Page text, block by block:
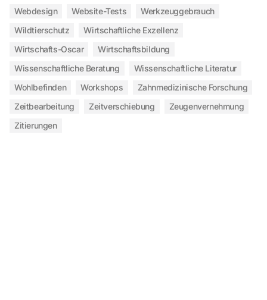
Webdesign
Website-Tests
Werkzeuggebrauch
Wildtierschutz
Wirtschaftliche Exzellenz
Wirtschafts-Oscar
Wirtschaftsbildung
Wissenschaftliche Beratung
Wissenschaftliche Literatur
Wohlbefinden
Workshops
Zahnmedizinische Forschung
Zeitbearbeitung
Zeitverschiebung
Zeugenvernehmung
Zitierungen